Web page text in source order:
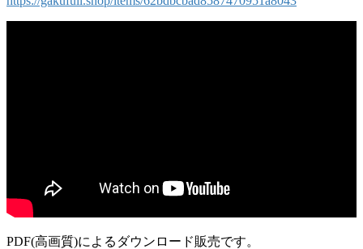
PDF(高画質)によるダウンロード販売です。